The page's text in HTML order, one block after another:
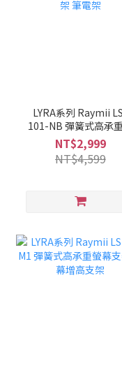
LYRA系列 Raymii
101-NB 彈簧式高承
電螢幕支架 筆電架
NT$2,999
NT$4,599